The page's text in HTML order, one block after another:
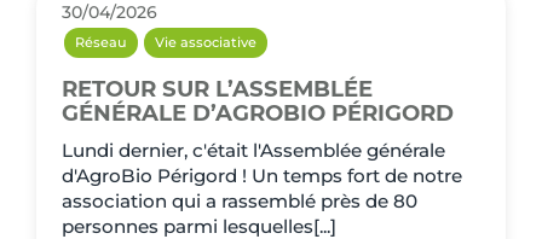
30/04/2026
Réseau Vie associative
RETOUR SUR L’ASSEMBLÉE
GÉNÉRALE D’AGROBIO PÉRIGORD
Lundi dernier, c'était l'Assemblée générale
d'AgroBio Périgord ! Un temps fort de notre
association qui a rassemblé près de 80
personnes parmi lesquelles[...]